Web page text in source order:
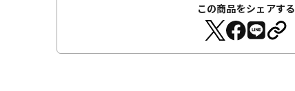
この商品をシェアする